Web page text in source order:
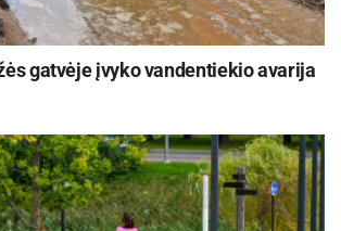
gatvėje įvyko vandentiekio avarija